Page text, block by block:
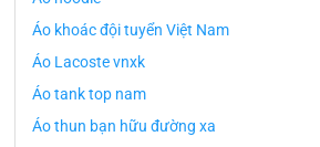
Áo khoác đội tuyển Việt Nam
Áo Lacoste vnxk
Áo tank top nam
Áo thun bạn hữu đường xa